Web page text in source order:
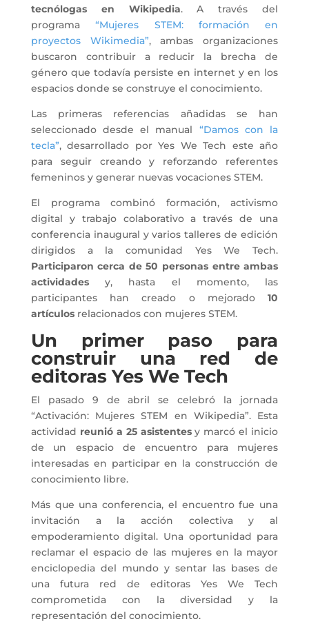
tecnólogas en Wikipedia. A través del
programa“Mujeres STEM: formación en
proyectos Wikimedia”, ambas organizaciones
buscaron contribuir a reducir la brecha de
género que todavía persiste en internet y en los
espacios donde se construye el conocimiento.
Las primeras referencias añadidas se han
seleccionado desde el manual “Damos con la
tecla”, desarrollado por Yes We Tech este año
para seguir creando y reforzando referentes
femeninos y generar nuevas vocaciones STEM.
El programa combinó formación, activismo
digital y trabajo colaborativo a través de una
conferencia inaugural y varios talleres de edición
dirigidos a la comunidad Yes We Tech.
Participaron cerca de 50 personas entre ambas
actividadesy, hasta el momento, las
participantes han creado o mejorado10
artículosrelacionados con mujeres STEM.
Un primer paso para
construir una red de
editoras Yes We Tech
El pasado 9 de abril se celebró la jornada
“Activación: Mujeres STEM en Wikipedia”. Esta
actividad reunió a 25 asistentesy marcó el inicio
de un espacio de encuentro para mujeres
interesadas en participar en la construcción de
conocimiento libre.
Más que una conferencia, el encuentro fue una
invitación a la acción colectiva y al
empoderamiento digital. Una oportunidad para
reclamar el espacio de las mujeres en la mayor
enciclopedia del mundo y sentar las bases de
una futura red de editoras Yes We Tech
comprometida con la diversidad y la
representación del conocimiento.